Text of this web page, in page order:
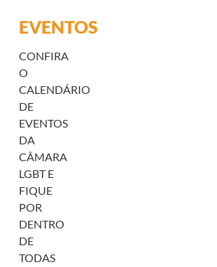
EVENTOS
CONFIRA
O
CALENDÁRIO
DE
EVENTOS
DA
CÂMARA
LGBT E
FIQUE
POR
DENTRO
DE
TODAS